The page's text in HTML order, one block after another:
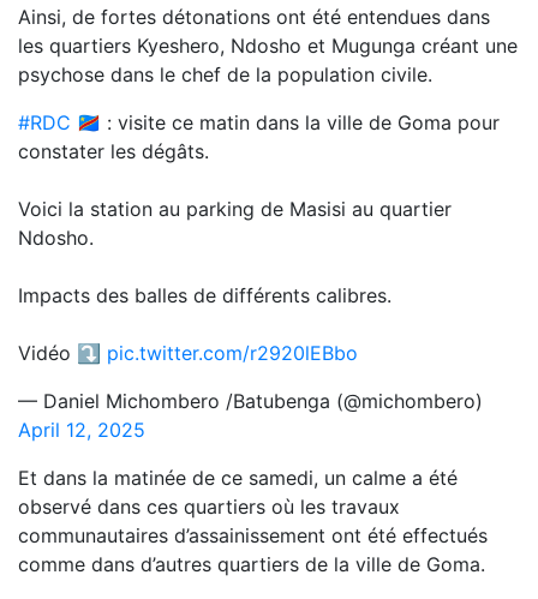
Ainsi, de fortes détonations ont été entendues dans
les quartiers Kyeshero, Ndosho et Mugunga créant une
psychose dans le chef de la population civile.
#RDC 🇨🇩 : visite ce matin dans la ville de Goma pour
constater les dégâts.
Voici la station au parking de Masisi au quartier
Ndosho.
Impacts des balles de différents calibres.
Vidéo ⤵️ pic.twitter.com/r2920lEBbo
— Daniel Michombero /Batubenga (@michombero)
April 12, 2025
Et dans la matinée de ce samedi, un calme a été
observé dans ces quartiers où les travaux
communautaires d’assainissement ont été effectués
comme dans d’autres quartiers de la ville de Goma.